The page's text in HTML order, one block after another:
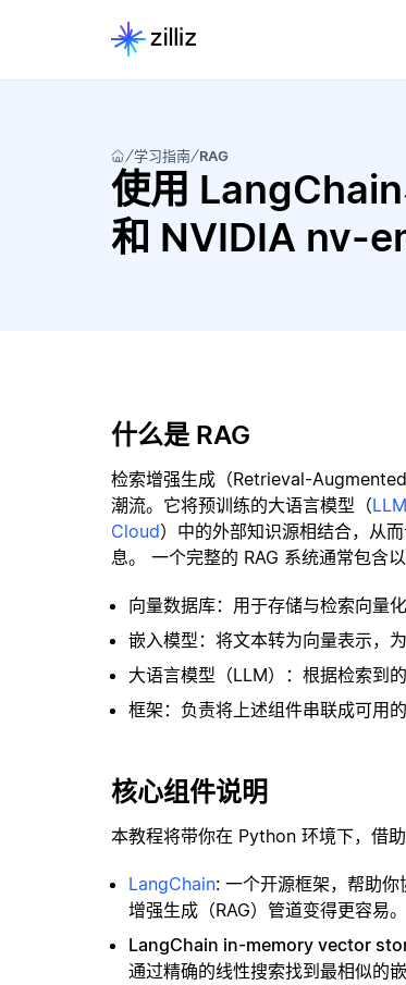
学习指南 RAG
使用
和 NVIDIA nv-
什么是 RAG
检索增强生成（Retrieval-
潮流。它将预训练的大语言模型（LLM
Cloud）中的外部知识源相结合，从
息。 一个完整的 RAG 系统通常包含以
向量数据库：用于存储与检索向量化
嵌入模型：将文本转为向量表示，
大语言模型（LLM）：根据检索到
框架：负责将上述组件串联成可用的
核心组件说明
本教程将带你在 Python 环境下，借
LangChain: 一个开源框架，帮助
增强生成（RAG）管道变得更容易。
LangChain in-memory vector
通过精确的线性搜索找到最相似的